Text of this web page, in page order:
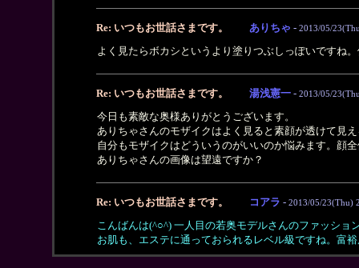
Re: いつもお世話さまです。 ありちゃ - 2013/05/
よく見たらボカシというより塗りつぶしっぽいです
Re: いつもお世話さまです。 湯浅憲一 - 2013/05/
今日も素敵な奥様ありがとうございます。
ありちゃさんのモザイクはよく見ると素顔が透けて見
自分もモザイクはどういうのがいいのか悩みます。顔
ありちゃさんの画像は望遠ですか？
Re: いつもお世話さまです。 コアラ - 2013/05/23(Thu)
こんばんは(^○^) 一人目の若奥モデルさんのファッシ
お肌も、エステに通っておられるレベル級ですね。富